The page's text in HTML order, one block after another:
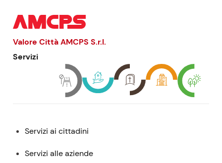
Valore Città AMCPSS.r.l.
Servizi
Menu:
contatti
Servizi ai cittadini
Servizi alle aziende